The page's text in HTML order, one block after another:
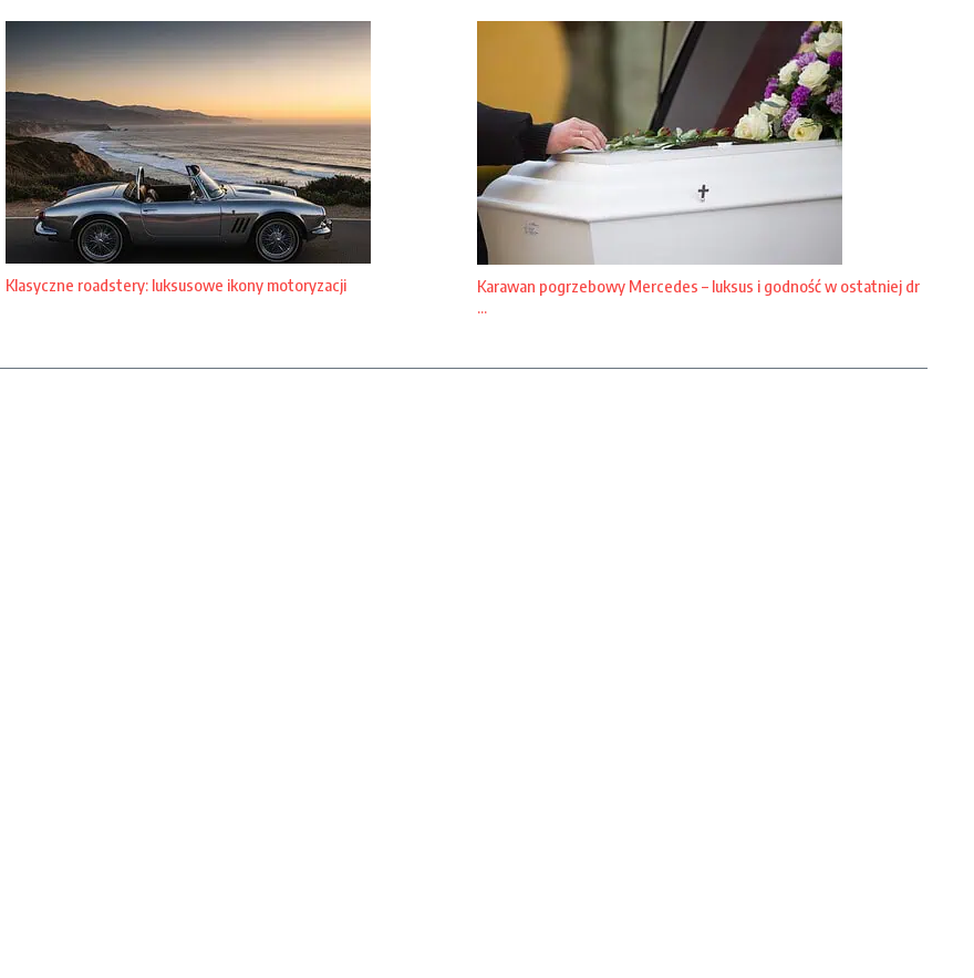
Klasyczne roadstery: luksusowe ikony motoryzacji
Karawan pogrzebowy Mercedes – luksus i godność w ostatniej dr
...